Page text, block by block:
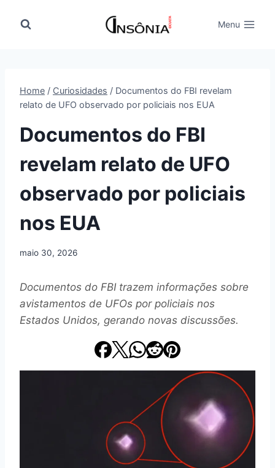
para
Menu
Home / Curiosidades / Documentos do FBI revelam
relato de UFO observado por policiais nos EUA
Documentos do FBI
revelam relato de UFO
observado por policiais
nos EUA
maio 30, 2026
Documentos do FBI trazem informações sobre
avistamentos de UFOs por policiais nos
Estados Unidos, gerando novas discussões.